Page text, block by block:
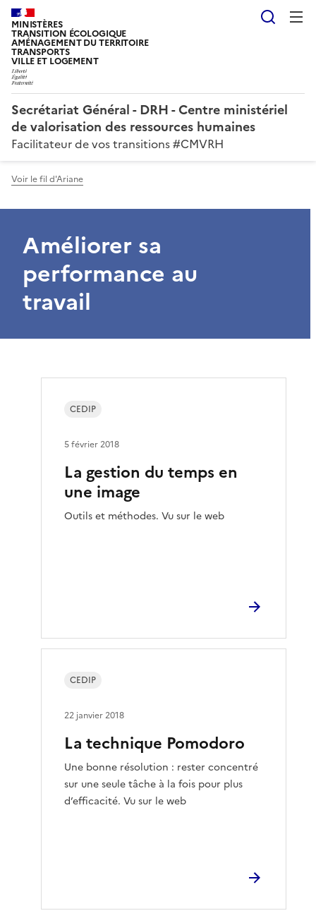
MINISTÈRES
TRANSITION ÉCOLOGIQUE
AMÉNAGEMENT DU TERRITOIRE
TRANSPORTS
VILLE ET LOGEMENT
Secrétariat Général - DRH - Centre ministériel
de valorisation des ressources humaines
Facilitateur de vos transitions #CMVRH
Voir le fil d'Ariane
Améliorer sa
performance au
travail
La gestion du temps en
une image
Outils et méthodes. Vu sur le web
CEDIP
5 février 2018
La technique Pomodoro
Une bonne résolution : rester concentré
sur une seule tâche à la fois pour plus
d’efficacité. Vu sur le web
CEDIP
22 janvier 2018